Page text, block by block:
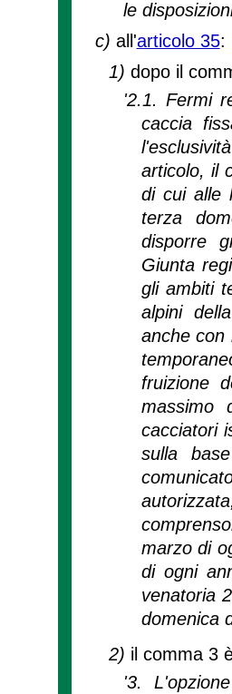
le
c) all'articolo 35:
1)dopo il
'2.1. Fermi
caccia
articolo, il
di cui alle
terza
disporre
Giunta
gli ambiti
alpini
anche con
fruizione
massimo
cacciatori
sulla
marzo di
di ogni
venatoria
domenica
2) il comma 3
'3.